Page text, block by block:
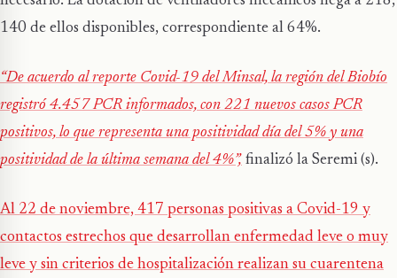
140 de ellos disponibles, correspondiente al 64%.
“De acuerdo al reporte Covid-19 del Minsal, la región del Biobío
registró 4.457 PCR informados, con 221 nuevos casos PCR
positivos, lo que representa una positividad día del 5% y una
positividad de la última semana del 4%”, finalizó la Seremi (s).
Al 22 de noviembre, 417 personas positivas a Covid-19 y
contactos estrechos que desarrollan enfermedad leve o muy
leve y sin criterios de hospitalización realizan su cuarentena